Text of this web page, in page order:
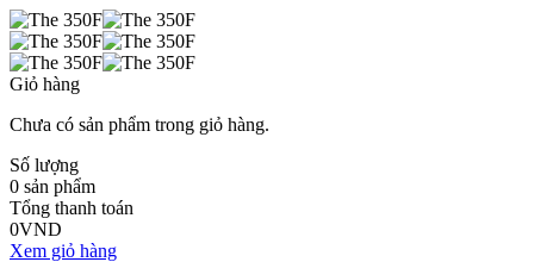
Giỏ hàng
Chưa có sản phẩm trong giỏ hàng.
Số lượng
0 sản phẩm
Tổng thanh toán
0VND
Xem giỏ hàng